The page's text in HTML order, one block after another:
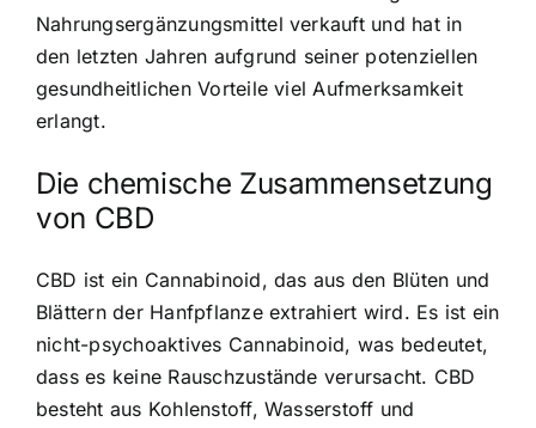
Nahrungsergänzungsmittel verkauft und hat in
den letzten Jahren aufgrund seiner potenziellen
gesundheitlichen Vorteile viel Aufmerksamkeit
erlangt.
Die chemische Zusammensetzung
von CBD
CBD ist ein Cannabinoid, das aus den Blüten und
Blättern der Hanfpflanze extrahiert wird. Es ist ein
nicht-psychoaktives Cannabinoid, was bedeutet,
dass es keine Rauschzustände verursacht. CBD
besteht aus Kohlenstoff, Wasserstoff und